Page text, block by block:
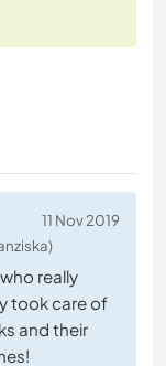
11 Nov 2019
really
took care of
and their